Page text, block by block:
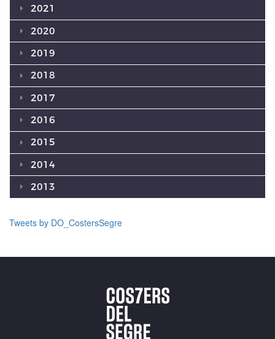
2021
2020
2019
2018
2017
2016
2015
2014
2013
Tweets by DO_CostersSegre